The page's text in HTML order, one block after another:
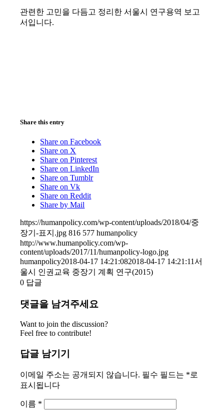
관련한 고민을 다듬고 정리한 서울시 연구용역 보고
서입니다.
Share this entry
Share on Facebook
Share on X
Share on Pinterest
Share on LinkedIn
Share on Tumblr
Share on Vk
Share on Reddit
Share by Mail
https://humanpolicy.com/wp-content/uploads/2018/04/중
장기-표지.jpg 816 577 humanpolicy
http://www.humanpolicy.com/wp-
content/uploads/2017/11/humanpolicy-logo.jpg
humanpolicy2018-04-17 14:21:082018-04-17 14:21:11서
울시 인권교육 중장기 계획 연구(2015)
0 답글
댓글을 남겨주세요
Want to join the discussion?
Feel free to contribute!
답글 남기기
이메일 주소는 공개되지 않습니다. 필수 필드는 *로
표시됩니다
이름 *